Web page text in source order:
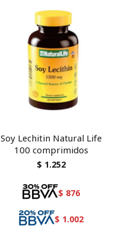
Soy Lechitin Natural Life
100 comprimidos
$ 1.252
$ 876
$ 1.002